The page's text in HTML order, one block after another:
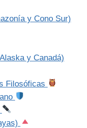
y Cono Sur)
y Canadá)
Filosóficas